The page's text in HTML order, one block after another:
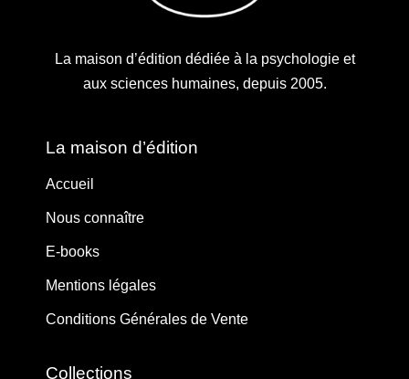
La maison d’édition dédiée à la psychologie et
aux sciences humaines, depuis 2005.
La maison d’édition
Accueil
Nous connaître
E-books
Mentions légales
Conditions Générales de Vente
Collections